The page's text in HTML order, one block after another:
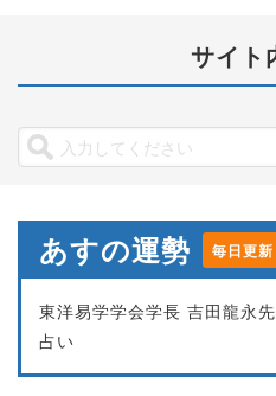
サイト
あすの運勢 毎日更新
東洋易学学会学長 吉田龍永
占い